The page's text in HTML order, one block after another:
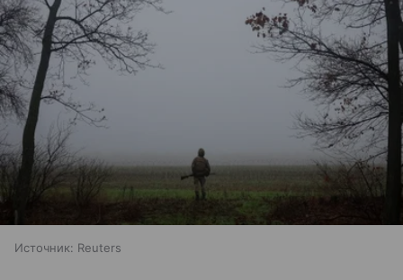
Источник: Reuters